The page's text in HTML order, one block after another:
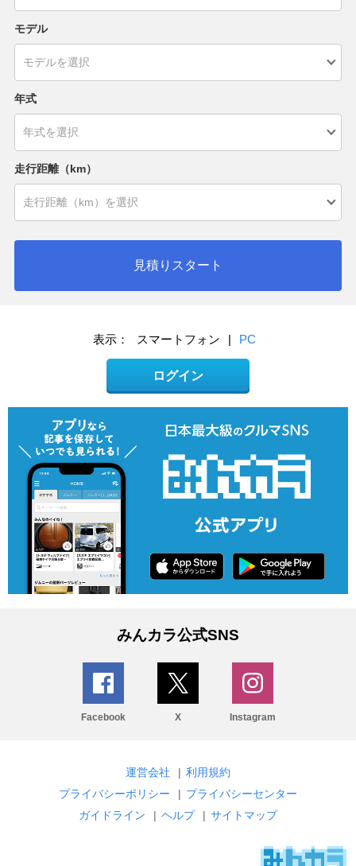
モデル
年式
走行距離（km）
見積りスタート
表示： スマートフォン PC
ログイン
みんカラ公式SNS
Facebook X Instagram
運営会社 | 利用規約
プライバシーポリシー
| プライバシーセンター
ガイドライン
| ヘルプ | サイトマップ